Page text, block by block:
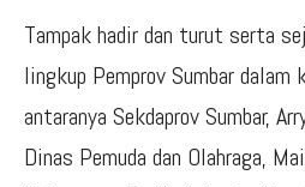
Tampak hadir dan turut serta
lingkup Pemprov Sumbar
antaranya Sekdaprov Sumbar,
Dinas Pemuda dan Olahraga,